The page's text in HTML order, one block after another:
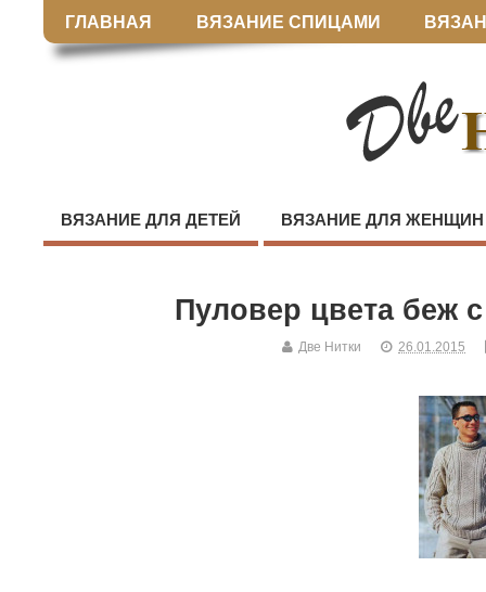
ГЛАВНАЯ ВЯЗАНИЕ СПИЦАМИ
ВЯЗАНИЕ ДЛЯ ДЕТЕЙ ВЯЗАНИЕ ДЛЯ ЖЕНЩИН
Пуловер цвета беж
Две Нитки 26.01.2015